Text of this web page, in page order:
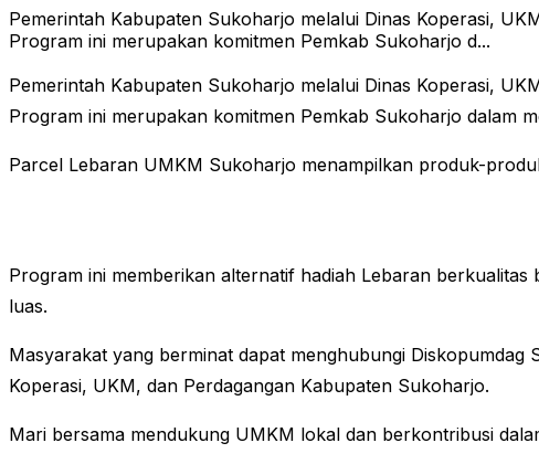
Pemerintah Kabupaten Sukoharjo melalui Dinas Koperasi,
Program ini merupakan komitmen Pemkab Sukoharjo d...
Pemerintah Kabupaten Sukoharjo melalui Dinas Koperasi,
Program ini merupakan komitmen Pemkab Sukoharjo dalam
Parcel Lebaran UMKM Sukoharjo menampilkan produk-
Program ini memberikan alternatif hadiah Lebaran
luas.
Masyarakat yang berminat dapat menghubungi
Koperasi, UKM, dan Perdagangan Kabupaten Sukoharjo.
Mari bersama mendukung UMKM lokal dan berkontribusi